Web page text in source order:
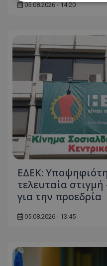
05.08.2026 - 14:20
ΕΔΕΚ:
τελευταία
για την προεδρία
05.08.2026 - 13:45
Στόχευσης
Μη
Τα απολύτως
βασικές λειτουργίες
σύνδεση χρήστη και
Ο ιστότοπος δεν
χωρίς τα απολύτως
Ονοματεπώνυμο